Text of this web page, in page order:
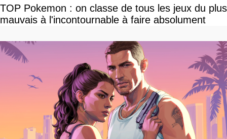
TOP Pokemon : on classe de tous les jeux du plus
mauvais à l'incontournable à faire absolument